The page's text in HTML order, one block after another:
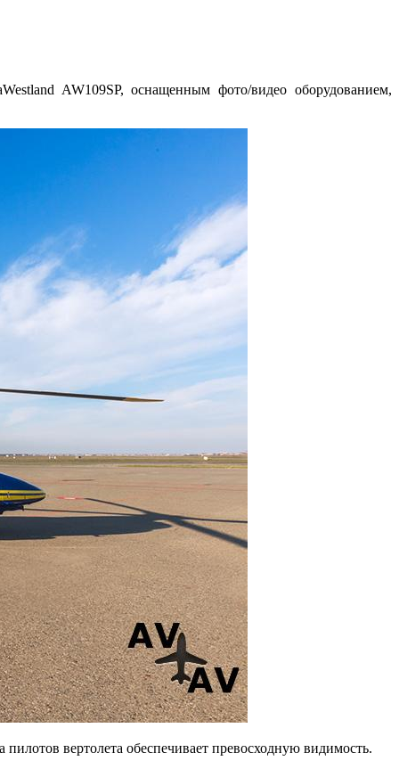
AW109SP, оснащенным фото/видео оборудованием,
вертолета обеспечивает превосходную видимость.